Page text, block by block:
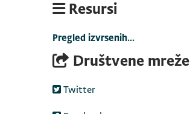
Resursi
Pregled izvrsenih...
Društvene mreže
Twitter